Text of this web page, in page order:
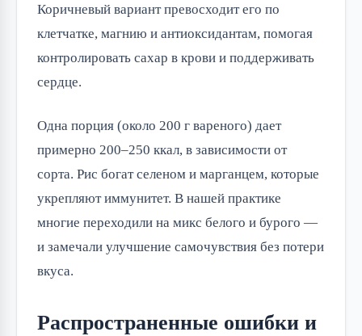
Коричневый вариант превосходит его по
клетчатке, магнию и антиоксидантам, помогая
контролировать сахар в крови и поддерживать
сердце.
Одна порция (около 200 г вареного) дает
примерно 200–250 ккал, в зависимости от
сорта. Рис богат селеном и марганцем, которые
укрепляют иммунитет. В нашей практике
многие переходили на микс белого и бурого —
и замечали улучшение самочувствия без потери
вкуса.
Распространенные ошибки и